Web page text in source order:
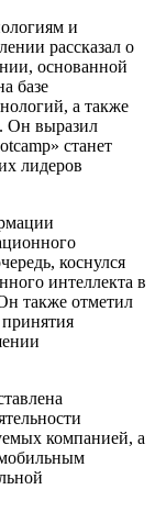
и
рассказал о
основанной
базе
а также
Он выразил
станет
лидеров
коснулся
интеллекта в
также отметил
компанией, а